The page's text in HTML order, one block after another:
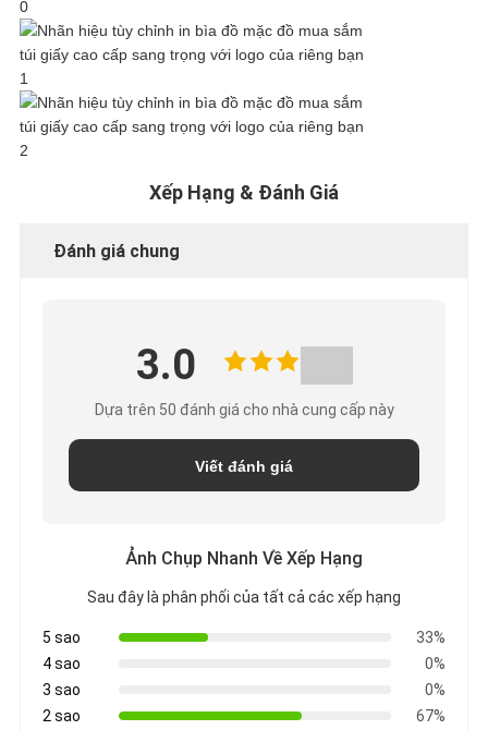
YÊU
CẦU
BÁO
MẬT
Xếp Hạng & Đánh Giá
Đánh giá chung
3.0
Dựa trên 50 đánh giá cho nhà cung cấp này
Viết đánh giá
Ảnh Chụp Nhanh Về Xếp Hạng
Sau đây là phân phối của tất cả các xếp hạng
5 sao
33%
4 sao
0%
3 sao
0%
2 sao
67%